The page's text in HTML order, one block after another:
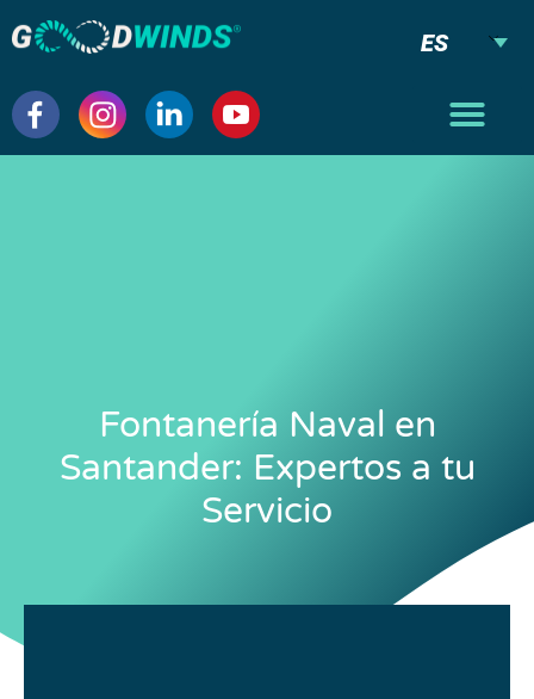
ES
Fontanería Naval en
Santander: Expertos a tu
Servicio